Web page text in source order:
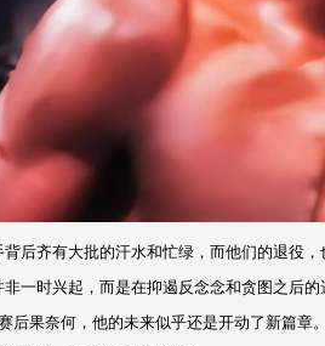
后齐有大批的汗水和忙绿，而他们的退役
一时兴起，而是在抑遏反念念和贪图之后的
后果奈何，他的未来似乎还是开动了新篇章